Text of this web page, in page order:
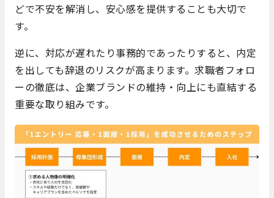
どで不安を解消し、安心感を提供することも大切で
す。
逆に、対応が遅れたり事務的であったりすると、内定
を出しても辞退のリスクが高まります。求職者フォロ
ーの徹底は、企業ブランドの維持・向上にも直結する
重要な取り組みです。